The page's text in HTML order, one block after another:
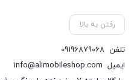
رفتن به بالا
تلفن 09196879068
ایمیل info@alimobileshop.com